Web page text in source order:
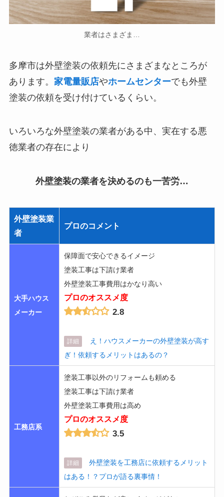
業者はさまざま…
多摩市は外壁塗装の依頼先にさまざまなところが
あります。 家電量販店やホームセンターでも外壁
塗装の依頼を受け付けているくらい。
いろいろな外壁塗装の業者がある中、 実在する悪
徳業者の存在により
外壁塗装の業者を決めるのも一苦労…
外壁塗装業
者
プロのコメント
大手ハウス
メーカー
保障面で安心できるイメージ
塗装工事は下請け業者
外壁塗装工事費用はかなり高い
プロのオススメ度
2.8
詳細
え！ハウスメーカーの外壁塗装が高す
ぎ！依頼するメリットはあるの？
工務店系
塗装工事以外のリフォームも頼める
塗装工事は下請け業者
外壁塗装工事費用は高め
プロのオススメ度
3.5
詳細
外壁塗装を工務店に依頼するメリット
はある！？プロが語る裏事情！